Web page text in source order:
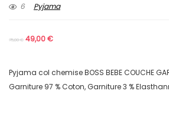
6 Pyjama
75,00€ 49,00€
Pyjama col chemise BOSS BEBE COUCHE
Garniture 97 % Coton, Garniture 3 %